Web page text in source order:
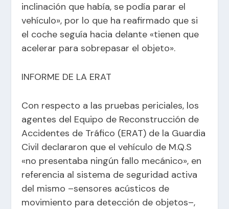
inclinación que había, se podía parar el
vehículo», por lo que ha reafirmado que si
el coche seguía hacia delante «tienen que
acelerar para sobrepasar el objeto».
INFORME DE LA ERAT
Con respecto a las pruebas periciales, los
agentes del Equipo de Reconstrucción de
Accidentes de Tráfico (ERAT) de la Guardia
Civil declararon que el vehículo de M.Q.S
«no presentaba ningún fallo mecánico», en
referencia al sistema de seguridad activa
del mismo –sensores acústicos de
movimiento para detección de objetos–,